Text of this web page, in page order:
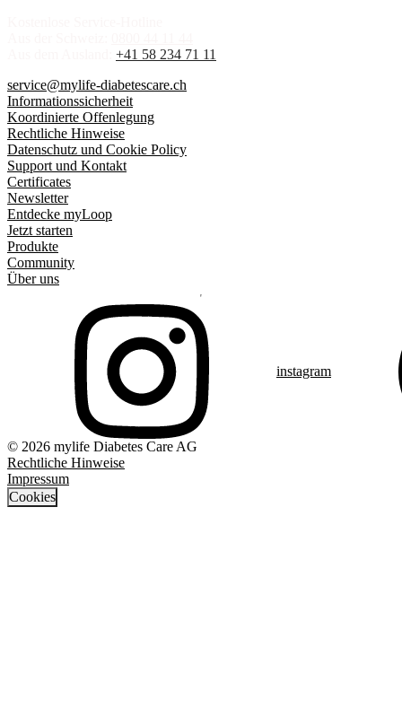
+41 58 234 71 11
service@mylife-diabetescare.ch
Informationssicherheit
Koordinierte Offenlegung
Rechtliche Hinweise
Datenschutz und Cookie Policy
Support und Kontakt
Certificates
Newsletter
Entdecke myLoop
Jetzt starten
Produkte
Community
Über uns
instagram
© 2026 mylife Diabetes Care AG
Rechtliche Hinweise
Impressum
Cookies